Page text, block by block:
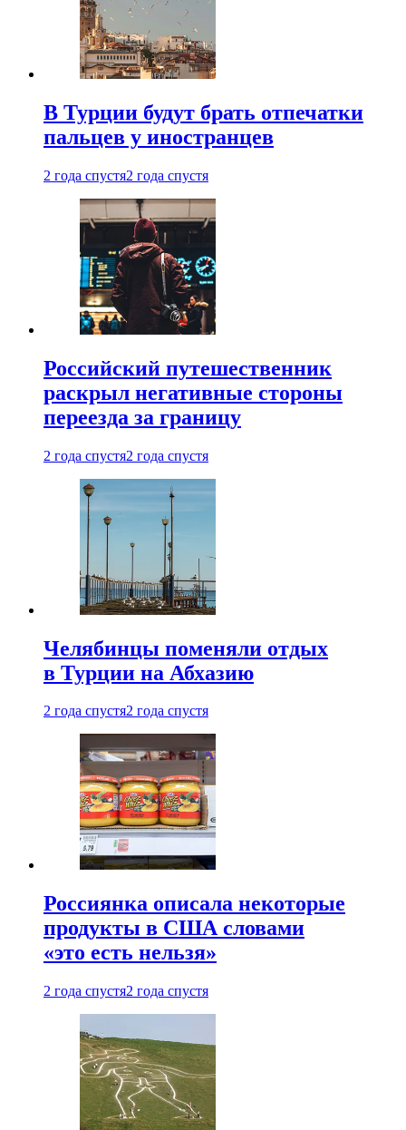
В Турции будут брать отпечатки
пальцев у иностранцев
2 года спустя2 года спустя
Российский путешественник
раскрыл негативные стороны
переезда за границу
2 года спустя2 года спустя
Челябинцы поменяли отдых
в Турции на Абхазию
2 года спустя2 года спустя
Россиянка описала некоторые
продукты в США словами
«это есть нельзя»
2 года спустя2 года спустя